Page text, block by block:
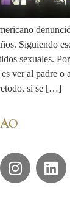
Siguiendo
sexuales.
ver al padre o
si se […]